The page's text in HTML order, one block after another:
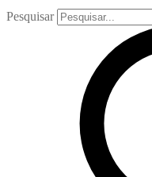
Pesquisar